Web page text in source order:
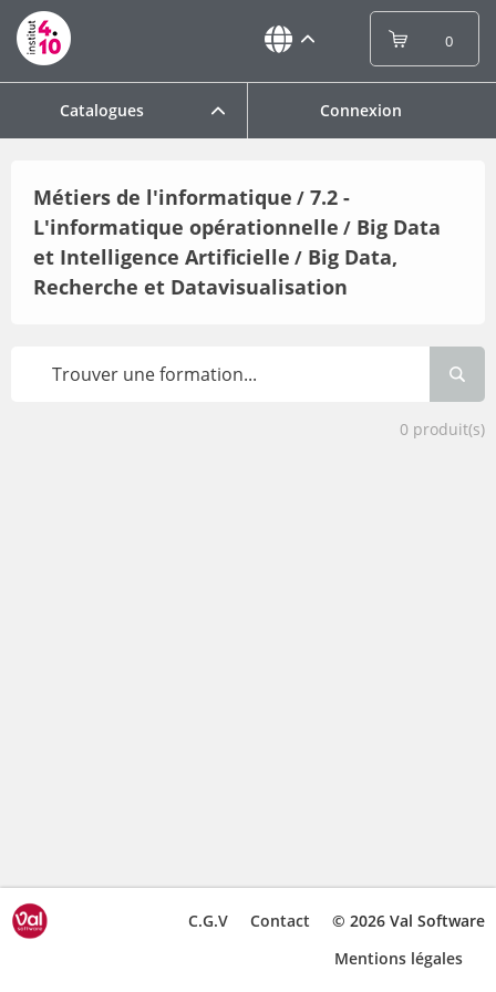
Catalogues Connexion
0
Métiers de l'informatique / 7.2 -
L'informatique opérationnelle / Big Data
et Intelligence Artificielle / Big Data,
Recherche et Datavisualisation
0 produit(s)
© 2026 Val Software
Contact
C.G.V
Mentions légales